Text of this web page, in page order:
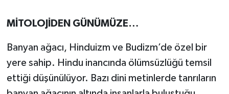
MİTOLOJİDEN GÜNÜMÜZE…
Banyan ağacı, Hinduizm ve Budizm’de özel bir
yere sahip. Hindu inancında ölümsüzlüğü temsil
ettiği düşünülüyor. Bazı dini metinlerde tanrıların
SÜRMANŞET
Susurluk
TARİHTE BUGÜN